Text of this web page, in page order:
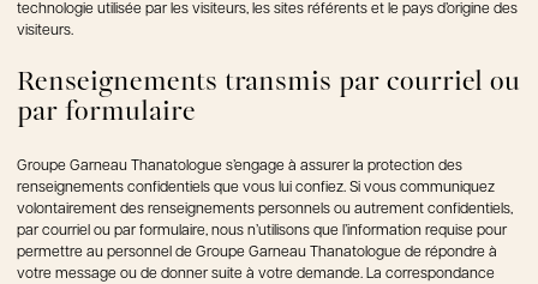
technologie utilisée par les visiteurs, les sites référents et le pays d’origine des
visiteurs.
Renseignements transmis par courriel ou
par formulaire
Groupe Garneau Thanatologue s’engage à assurer la protection des
renseignements confidentiels que vous lui confiez. Si vous communiquez
volontairement des renseignements personnels ou autrement confidentiels,
par courriel ou par formulaire, nous n’utilisons que l’information requise pour
permettre au personnel de Groupe Garneau Thanatologue de répondre à
votre message ou de donner suite à votre demande. La correspondance